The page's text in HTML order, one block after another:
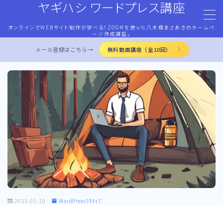
ヤギハシ ワードプレス講座
オンラインでWEBサイト制作が学べる！ZOOMを使った八木橋まさあきのホームペ
ージ作成講座。
MENU
HOME
ワードプレス・マネタイズ
ココナラ・ストアカ出品
LP作成術
PROFILE
メール登録はこちら→ 無料動画講座（全10回）
2025.02.10 WordPressﾏﾈﾀｲｽﾞ